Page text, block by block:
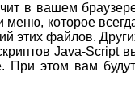
в вашем
которое
этих файлов.
Java-Script вы
При этом вам